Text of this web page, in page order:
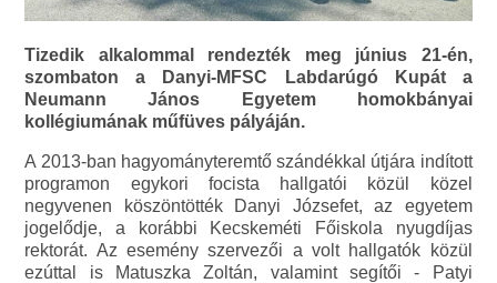
Tizedik alkalommal rendezték meg június 21-én,
szombaton a Danyi-MFSC Labdarúgó Kupát a
Neumann János Egyetem homokbányai
kollégiumának műfüves pályáján.
A 2013-ban hagyományteremtő szándékkal útjára indított
programon egykori focista hallgatói közül közel
negyvenen köszöntötték Danyi Józsefet, az egyetem
jogelődje, a korábbi Kecskeméti Főiskola nyugdíjas
rektorát. Az esemény szervezői a volt hallgatók közül
ezúttal is Matuszka Zoltán, valamint segítői - Patyi